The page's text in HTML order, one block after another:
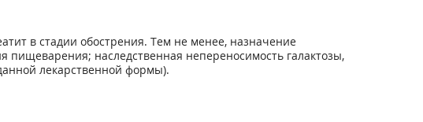
в стадии обострения. Тем не менее, назначение
наследственная непереносимость галактозы,
лекарственной формы).